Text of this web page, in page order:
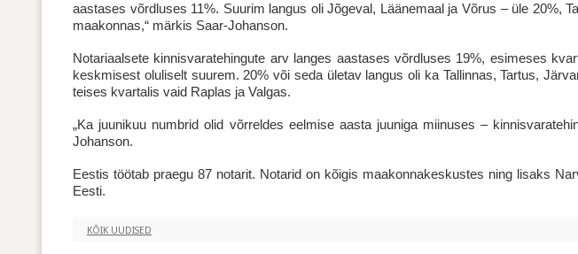
aastases võrdluses 11%. Suurim langus oli Jõgeval, Läänemaal ja Võrus – üle 20%,
maakonnas,“ märkis Saar-Johanson.
Notariaalsete kinnisvaratehingute arv langes aastases võrdluses 19%, esimeses
keskmisest oluliselt suurem. 20% või seda ületav langus oli ka Tallinnas, Tartus,
teises kvartalis vaid Raplas ja Valgas.
„Ka juunikuu numbrid olid võrreldes eelmise aasta juuniga miinuses –
Johanson.
Eestis töötab praegu 87 notarit. Notarid on kõigis maakonnakeskustes ning lisaks
Eesti.
KÕIK UUDISED